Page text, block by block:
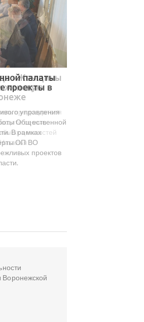
палаты
проекты в
управления
Общественной
В рамках
ОП ВО
проектов